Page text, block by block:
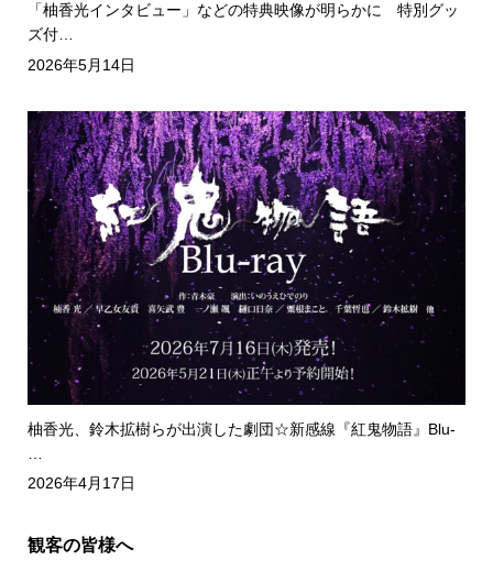
「柚香光インタビュー」などの特典映像が明らかに 特別グッ
ズ付…
2026年5月14日
柚香光、鈴木拡樹らが出演した劇団☆新感線『紅鬼物語』Blu-
2026年4月17日
観客の皆様へ